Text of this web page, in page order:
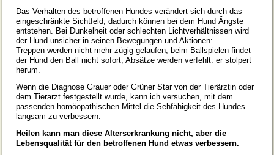
Das Verhalten des betroffenen Hundes verändert sich durch das
eingeschränkte Sichtfeld, dadurch können bei dem Hund Ängste
entstehen. Bei Dunkelheit oder schlechten Lichtverhältnissen wird
der Hund unsicher in seinen Bewegungen und Aktionen:
Treppen werden nicht mehr zügig gelaufen, beim Ballspielen findet
der Hund den Ball nicht sofort, Absätze werden verfehlt: er stolpert
herum.
Wenn die Diagnose Grauer oder Grüner Star von der Tierärztin oder
dem Tierarzt festgestellt wurde, kann ich versuchen, mit dem
passenden homöopathischen Mittel die Sehfähigkeit des Hundes
langsam zu verbessern.
Heilen kann man diese Alterserkrankung nicht, aber die
Lebensqualität für den betroffenen Hund etwas verbessern.